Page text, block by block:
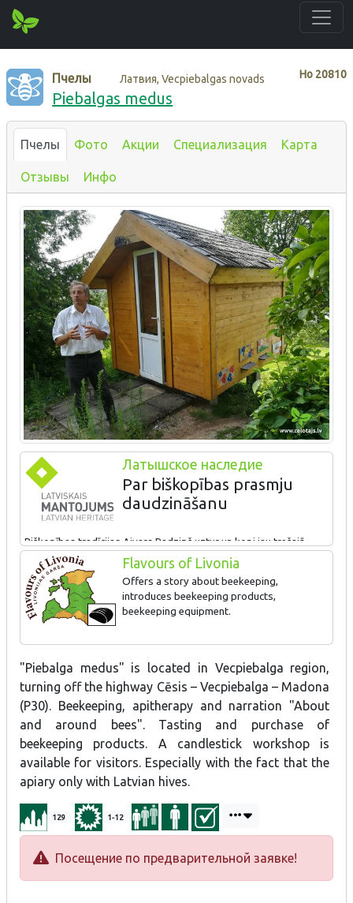
Нo 20810
Пчелы Латвия, Vecpiebalgas novads
Piebalgas medus
Пчелы Фото Акции Специализация Карта
Отзывы Инфо
Латышское наследие
Par biškopības prasmju
daudzināšanu
Biškopības tradīcijas Aivars Radziņš uztur un kopj jau trešajā
paaudzē. Viņa drava atrodas skaistajā Vecpiebalgas paugurainē.
Biškopis ir atvērts ikvienam interesantam, vada ekskursijas un
izglīto apmeklētājus par bišu dzīves noslēpumiem, izstaigājot
paša izveidoto bišu taku. Saimniecībā dravo ar tradicionālajiem
Latvijas stāvstropiem. Šeit var iegādāties tradicionālos
māšu peru pieniņu, vasku un vaska sveces un bišu mātes.
Flavours of Livonia
Offers a story about beekeeping,
introduces beekeeping products,
beekeeping equipment.
"Piebalga medus" is located in Vecpiebalga region,
turning off the highway Cēsis – Vecpiebalga – Madona
(P30). Beekeeping, apitherapy and narration "About
and around bees". Tasting and purchase of
beekeeping products. A candlestick workshop is
available for visitors. Especially with the fact that the
apiary only with Latvian hives.
129 1-12
Посещение по предварительной заявке!